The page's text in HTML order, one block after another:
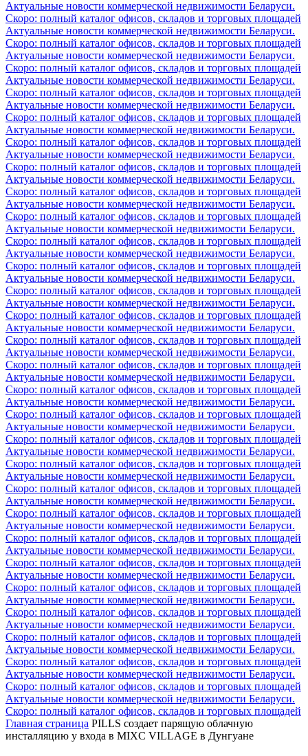
Актуальные новости коммерческой недвижимости Беларуси.
Скоро: полный каталог офисов, складов и торговых площадей
Актуальные новости коммерческой недвижимости Беларуси.
Скоро: полный каталог офисов, складов и торговых площадей
Актуальные новости коммерческой недвижимости Беларуси.
Скоро: полный каталог офисов, складов и торговых площадей
Актуальные новости коммерческой недвижимости Беларуси.
Скоро: полный каталог офисов, складов и торговых площадей
Актуальные новости коммерческой недвижимости Беларуси.
Скоро: полный каталог офисов, складов и торговых площадей
Актуальные новости коммерческой недвижимости Беларуси.
Скоро: полный каталог офисов, складов и торговых площадей
Актуальные новости коммерческой недвижимости Беларуси.
Скоро: полный каталог офисов, складов и торговых площадей
Актуальные новости коммерческой недвижимости Беларуси.
Скоро: полный каталог офисов, складов и торговых площадей
Актуальные новости коммерческой недвижимости Беларуси.
Скоро: полный каталог офисов, складов и торговых площадей
Актуальные новости коммерческой недвижимости Беларуси.
Скоро: полный каталог офисов, складов и торговых площадей
Актуальные новости коммерческой недвижимости Беларуси.
Скоро: полный каталог офисов, складов и торговых площадей
Актуальные новости коммерческой недвижимости Беларуси.
Скоро: полный каталог офисов, складов и торговых площадей
Актуальные новости коммерческой недвижимости Беларуси.
Скоро: полный каталог офисов, складов и торговых площадей
Актуальные новости коммерческой недвижимости Беларуси.
Скоро: полный каталог офисов, складов и торговых площадей
Актуальные новости коммерческой недвижимости Беларуси.
Скоро: полный каталог офисов, складов и торговых площадей
Актуальные новости коммерческой недвижимости Беларуси.
Скоро: полный каталог офисов, складов и торговых площадей
Актуальные новости коммерческой недвижимости Беларуси.
Скоро: полный каталог офисов, складов и торговых площадей
Актуальные новости коммерческой недвижимости Беларуси.
Скоро: полный каталог офисов, складов и торговых площадей
Актуальные новости коммерческой недвижимости Беларуси.
Скоро: полный каталог офисов, складов и торговых площадей
Актуальные новости коммерческой недвижимости Беларуси.
Скоро: полный каталог офисов, складов и торговых площадей
Актуальные новости коммерческой недвижимости Беларуси.
Скоро: полный каталог офисов, складов и торговых площадей
Актуальные новости коммерческой недвижимости Беларуси.
Скоро: полный каталог офисов, складов и торговых площадей
Актуальные новости коммерческой недвижимости Беларуси.
Скоро: полный каталог офисов, складов и торговых площадей
Актуальные новости коммерческой недвижимости Беларуси.
Скоро: полный каталог офисов, складов и торговых площадей
Актуальные новости коммерческой недвижимости Беларуси.
Скоро: полный каталог офисов, складов и торговых площадей
Актуальные новости коммерческой недвижимости Беларуси.
Скоро: полный каталог офисов, складов и торговых площадей
Актуальные новости коммерческой недвижимости Беларуси.
Скоро: полный каталог офисов, складов и торговых площадей
Актуальные новости коммерческой недвижимости Беларуси.
Скоро: полный каталог офисов, складов и торговых площадей
Актуальные новости коммерческой недвижимости Беларуси.
Скоро: полный каталог офисов, складов и торговых площадей
Главная страница PILLS создает парящую облачную
инсталляцию у входа в MIXC VILLAGE в Дунгуане